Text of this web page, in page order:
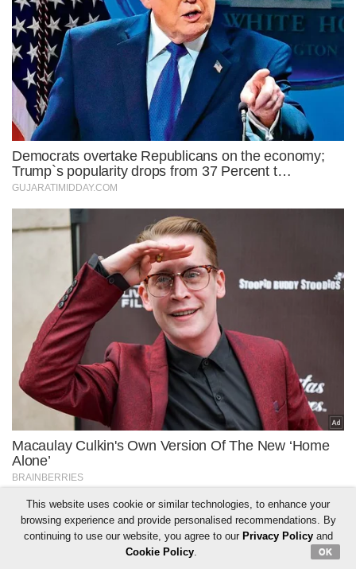
This website uses cookie or similar technologies, to enhance your
browsing experience and provide personalised recommendations. By
continuing to use our website, you agree to our Privacy Policyand
Cookie Policy. OK